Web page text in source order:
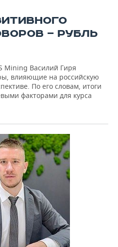
— РУБЛЬ
Mining Василий Гиря
влияющие на российскую
По его словам, итоги
факторами для курса